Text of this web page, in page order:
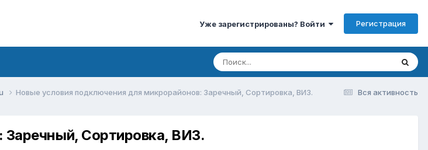
Уже зарегистрированы? Войти Регистрация
Вся активность
Новые условия подключения для микрорайонов: Заречный, Сортировка, ВИЗ.
Сортировка, ВИЗ.